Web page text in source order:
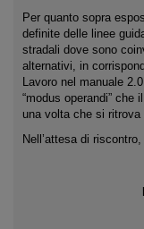
Per quanto sopra
definite delle linee
stradali dove sono
alternativi, in
Lavoro nel manuale
“modus operandi” che
una volta che si
Nell’attesa di